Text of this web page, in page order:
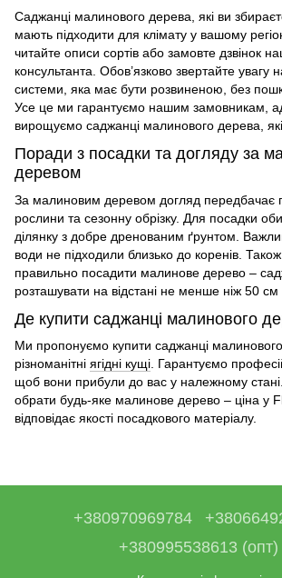
Саджанці малинового дерева, які ви
мають підходити для клімату у вашому
читайте описи сортів або замовте дзвінок
консультанта. Обов’язково звертайте увагу
системи, яка має бути розвиненою, без
Усе це ми гарантуємо нашим замовникам,
вирощуємо саджанці малинового дерева,
Поради з посадки та догляду за
деревом
За малиновим деревом догляд передбачає
рослини та сезонну обрізку. Для посадки
ділянку з добре дренованим ґрунтом.
води не підходили близько до коренів.
правильно посадити малинове дерево –
розташувати на відстані не менше ніж 50 см
Де купити саджанці малинового
Ми пропонуємо купити саджанці
різноманітні ягідні кущі. Гарантуємо
щоб вони прибули до вас у належному
обрати будь-яке малинове дерево – ціна у
відповідає якості посадкового матеріалу.
+380970969784
+380995538613 (опт)